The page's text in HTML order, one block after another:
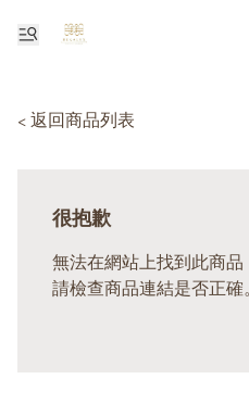
< 返回商品列表
很抱歉
無法在網站上找到此商品
請檢查商品連結是否正確。